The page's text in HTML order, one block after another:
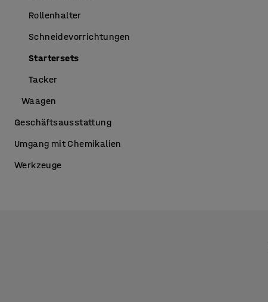
Rollenhalter
Schneidevorrichtungen
Startersets
Tacker
Waagen
Geschäftsausstattung
Umgang mit Chemikalien
Werkzeuge